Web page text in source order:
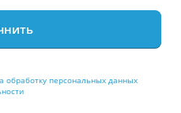
обработку персональных данных